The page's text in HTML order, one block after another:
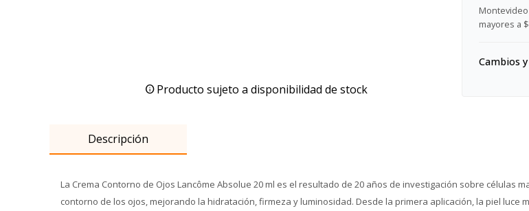
Producto sujeto a disponibilidad de stock
mayores a
Cambios
Descripción
La Crema Contorno de Ojos Lancôme Absolue 20 ml es el resultado de 20 años de investigación sobre
contorno de los ojos, mejorando la hidratación, firmeza y luminosidad. Desde la primera aplicación, la piel